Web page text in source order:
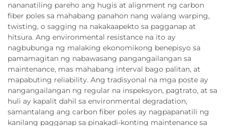
nananatiling pareho ang hugis at alignment ng carbon
fiber poles sa mahabang panahon nang walang warping,
twisting, o sagging na nakakaapekto sa pagganap at
hitsura. Ang environmental resistance na ito ay
nagbubunga ng malaking ekonomikong benepisyo sa
pamamagitan ng nabawasang pangangailangan sa
maintenance, mas mahabang interval bago palitan, at
mapabuting reliability. Ang tradisyonal na mga poste ay
nangangailangan ng regular na inspeksyon, pagtrato, at sa
huli ay kapalit dahil sa environmental degradation,
samantalang ang carbon fiber poles ay nagpapanatili ng
kanilang pagganap sa pinakadi-konting maintenance sa